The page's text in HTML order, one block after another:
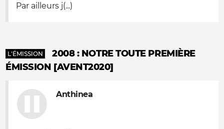
Par ailleurs j(...)
L'ÉMISSION
2008 : NOTRE TOUTE PREMIÈRE
ÉMISSION [AVENT2020]
Anthinea